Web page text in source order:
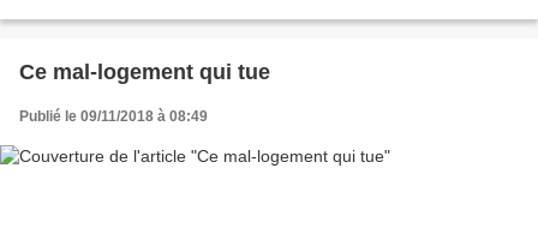
Ce mal-logement qui tue
Publié le 09/11/2018 à 08:49